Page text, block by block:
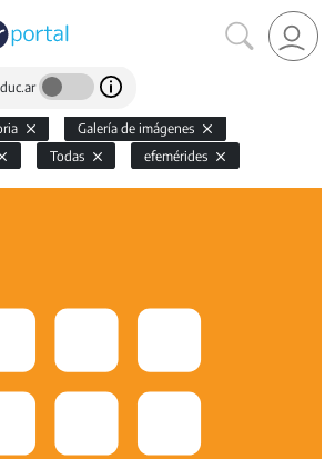
Galería de imágenes
Todas efemérides